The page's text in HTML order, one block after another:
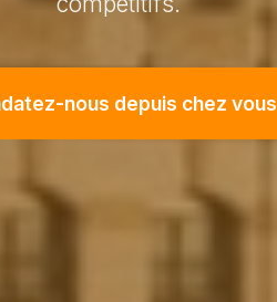
nous depuis chez vous